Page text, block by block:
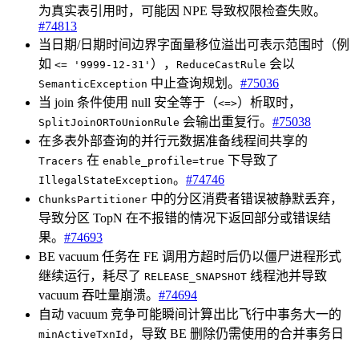
为真实表引用时，可能因 NPE 导致权限检查失败。
#74813
当日期/日期时间边界字面量移位溢出可表示范围时（例
如 <= '9999-12-31' ）， ReduceCastRule 会以
SemanticException 中止查询规划。 #75036
当 join 条件使用 null 安全等于（<=>）析取时，
SplitJoinORToUnionRule 会输出重复行。 #75038
在多表外部查询的并行元数据准备线程间共享的
Tracers 在 enable_profile=true 下导致了
IllegalStateException。 #74746
ChunksPartitioner 中的分区消费者错误被静默丢弃，
导致分区 TopN 在不报错的情况下返回部分或错误结
果。 #74693
BE vacuum 任务在 FE 调用方超时后仍以僵尸进程形式
继续运行，耗尽了 RELEASE_SNAPSHOT 线程池并导致
vacuum 吞吐量崩溃。 #74694
自动 vacuum 竞争可能瞬间计算出比飞行中事务大一的
minActiveTxnId ，导致 BE 删除仍需使用的合并事务日